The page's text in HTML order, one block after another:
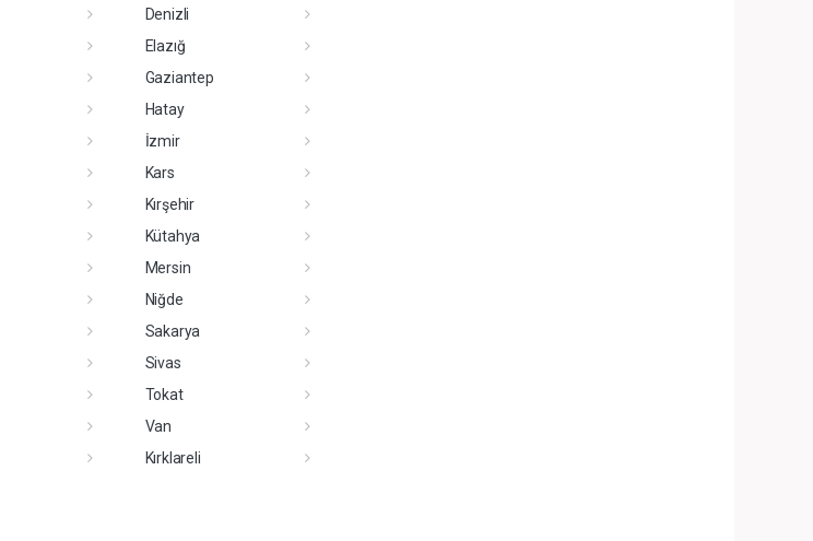
Denizli
Elazığ
Gaziantep
Hatay
İzmir
Kars
Kırşehir
Kütahya
Mersin
Niğde
Sakarya
Sivas
Tokat
Van
Kırklareli